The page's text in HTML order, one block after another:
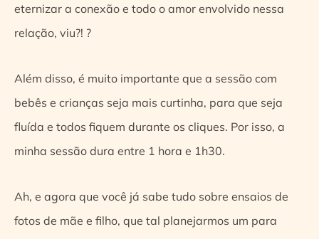
eternizar a conexão e todo o amor envolvido nessa
relação, viu?! ?
Além disso, é muito importante que a sessão com
bebês e crianças seja mais curtinha, para que seja
fluída e todos fiquem durante os cliques. Por isso, a
minha sessão dura entre 1 hora e 1h30.
Ah, e agora que você já sabe tudo sobre ensaios de
fotos de mãe e filho, que tal planejarmos um para